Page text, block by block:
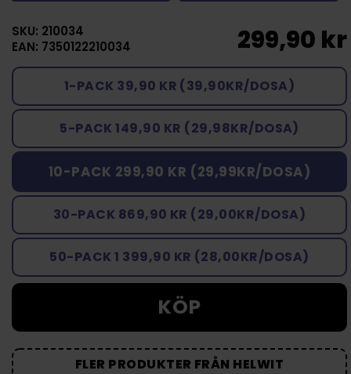
SKU: 210034
EAN: 7350122210034
299,90 kr
1-PACK 39,90 KR (39,90KR/DOSA)
5-PACK 149,90 KR (29,98KR/DOSA)
10-PACK 299,90 KR (29,99KR/DOSA)
30-PACK 869,90 KR (29,00KR/DOSA)
50-PACK 1 399,90 KR (28,00KR/DOSA)
KÖP
FLER PRODUKTER FRÅN HELWIT